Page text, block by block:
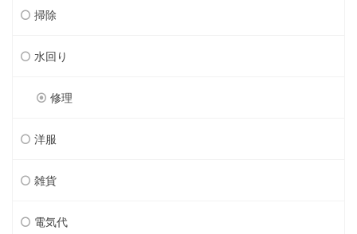
掃除
水回り
修理
洋服
雑貨
電気代